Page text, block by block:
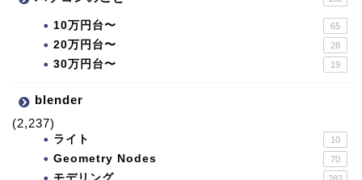
10万円台〜 65
20万円台〜 28
30万円台〜 19
blender
(2,237)
ライト 10
Geometry Nodes 70